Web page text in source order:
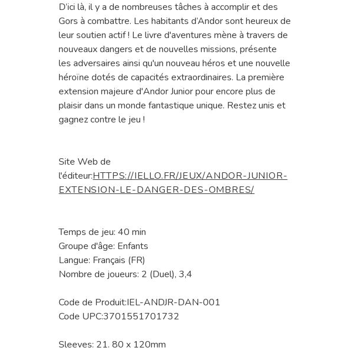
D’ici là, il y a de nombreuses tâches à accomplir et des
Gors à combattre. Les habitants d’Andor sont heureux de
leur soutien actif ! Le livre d'aventures mène à travers de
nouveaux dangers et de nouvelles missions, présente
les adversaires ainsi qu'un nouveau héros et une nouvelle
héroïne dotés de capacités extraordinaires. La première
extension majeure d'Andor Junior pour encore plus de
plaisir dans un monde fantastique unique. Restez unis et
gagnez contre le jeu !
Site Web de
l'éditeur:HTTPS://IELLO.FR/JEUX/ANDOR-JUNIOR-
EXTENSION-LE-DANGER-DES-OMBRES/
Temps de jeu: 40 min
Groupe d'âge: Enfants
Langue: Français (FR)
Nombre de joueurs: 2 (Duel), 3,4
Code de Produit:IEL-ANDJR-DAN-001
Code UPC:3701551701732
Sleeves: 21. 80 x 120mm